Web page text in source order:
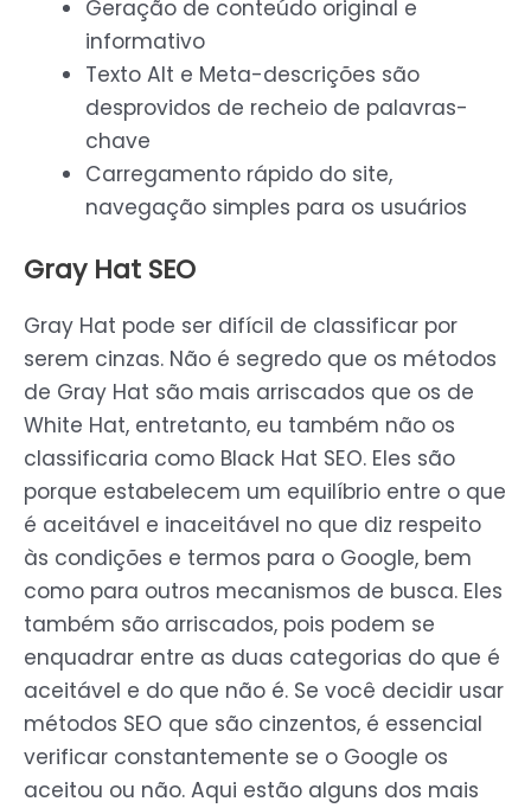
Geração de conteúdo original e
informativo
Texto Alt e Meta-descrições são
desprovidos de recheio de palavras-
chave
Carregamento rápido do site,
navegação simples para os usuários
Gray Hat SEO
Gray Hat pode ser difícil de classificar por
serem cinzas. Não é segredo que os métodos
de Gray Hat são mais arriscados que os de
White Hat, entretanto, eu também não os
classificaria como Black Hat SEO. Eles são
porque estabelecem um equilíbrio entre o que
é aceitável e inaceitável no que diz respeito
às condições e termos para o Google, bem
como para outros mecanismos de busca. Eles
também são arriscados, pois podem se
enquadrar entre as duas categorias do que é
aceitável e do que não é. Se você decidir usar
métodos SEO que são cinzentos, é essencial
verificar constantemente se o Google os
aceitou ou não. Aqui estão alguns dos mais